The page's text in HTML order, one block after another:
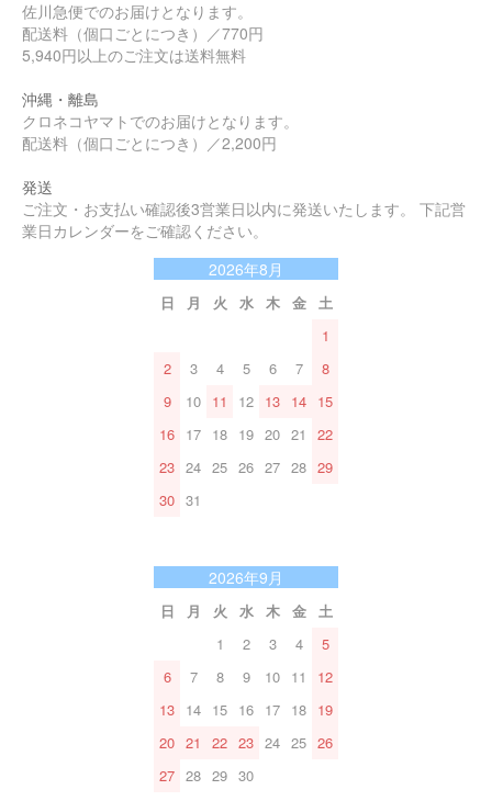
佐川急便でのお届けとなります。
配送料（個口ごとにつき）／770円
5,940円以上のご注文は送料無料
沖縄・離島
クロネコヤマトでのお届けとなります。
配送料（個口ごとにつき）／2,200円
発送
ご注文・お支払い確認後3営業日以内に発送いたします。 下記営
業日カレンダーをご確認ください。
2026年8月
日 月 火 水 木 金
土
1
2
3 4 5 6 7
8
9
10 11 12 13 14 15
16 17 18 19 20 21
22
23 24 25 26 27 28 29
30 31
2026年9月
日 月 火 水 木 金
土
1
2 3 4
5
6
7 8 9 10 11
12
13 14 15 16 17 18 19
20 21 22 23 24 25 26
27 28 29 30